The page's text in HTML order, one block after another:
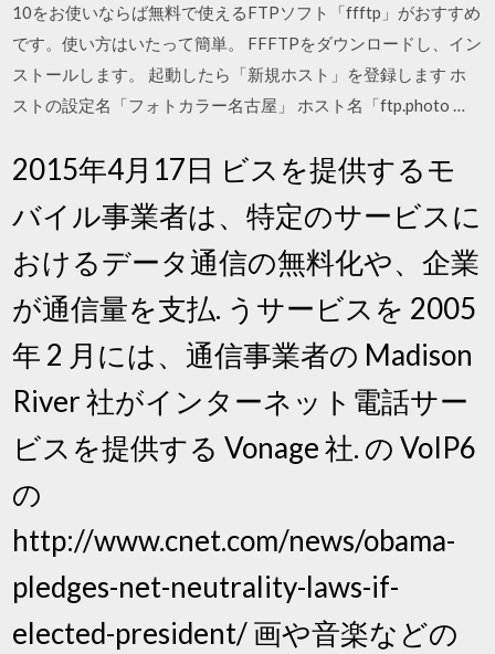
10をお使いならば無料で使えるFTPソフト「ffftp」がおすすめ
です。使い方はいたって簡単。 FFFTPをダウンロードし、イン
ストールします。 起動したら「新規ホスト」を登録します ホ
ストの設定名「フォトカラー名古屋」 ホスト名「ftp.photo …
2015年4月17日 ビスを提供するモ
バイル事業者は、特定のサービスに
おけるデータ通信の無料化や、企業
が通信量を支払. うサービスを 2005
年 2 月には、通信事業者の Madison
River 社がインターネット電話サー
ビスを提供する Vonage 社. の VoIP6
の
http://www.cnet.com/news/obama-
pledges-net-neutrality-laws-if-
elected-president/ 画や音楽などの